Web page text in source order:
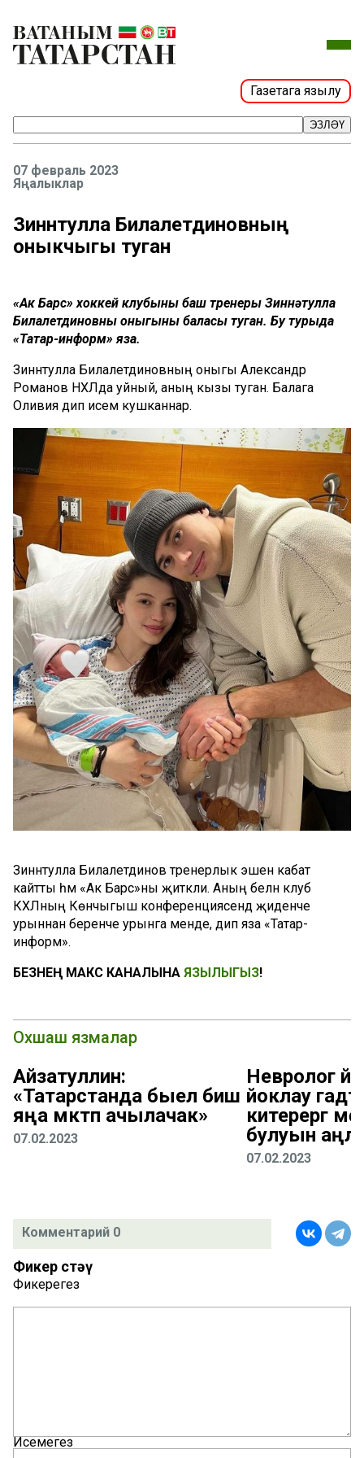
Газетага язылу
ЭЗЛӘҮ
07 февраль 2023
Яңалыклар
Зиннәтулла Билалетдиновның
оныкчыгы туган
«Ак Барс» хоккей клубының баш тренеры Зиннәтулла
Билалетдиновның оныгының баласы туган. Бу турыда
«Татар-информ» яза.
Зиннәтулла Билалетдиновның оныгы Александр
Романов НХЛда уйный, аның кызы туган. Балага
Оливия дип исем кушканнар.
Зиннәтулла Билалетдинов тренерлык эшенә кабат
кайтты һәм «Ак Барс»ны җитәкли. Аның белән клуб
КХЛның Көнчыгыш конференциясендә җиденче
урыннан беренче урынга менде, дип яза «Татар-
информ».
БЕЗНЕҢ МАКС КАНАЛЫНА ЯЗЫЛЫГЫЗ!
Охшаш язмалар
Айзатуллин:
«Татарстанда быел биш
яңа мәктәп ачылачак»
07.02.2023
Невролог
йоклау
китерергә
булуын
07.02.2023
Комментарий 0
Фикер өстәү
Фикерегез
Исемегез